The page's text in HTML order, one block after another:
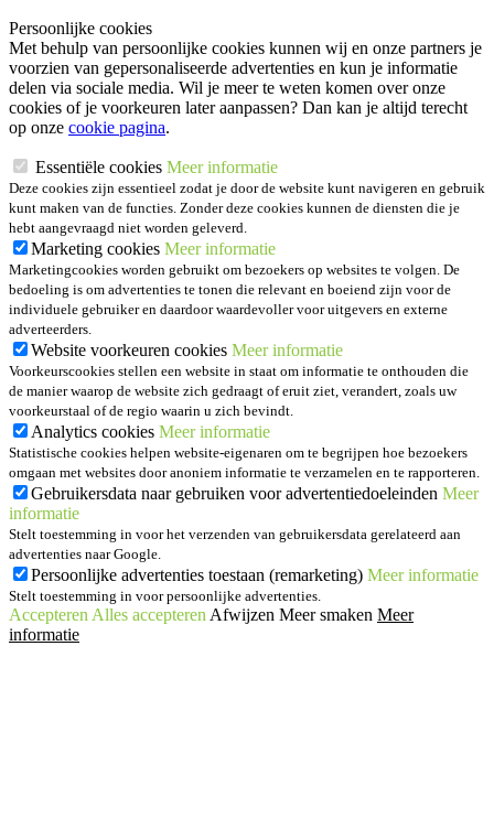
Persoonlijke cookies
Met behulp van persoonlijke cookies kunnen wij en onze partners je
voorzien van gepersonaliseerde advertenties en kun je informatie
delen via sociale media. Wil je meer te weten komen over onze
cookies of je voorkeuren later aanpassen? Dan kan je altijd terecht
op onze cookie pagina.
Essentiële cookies Meer informatie
Deze cookies zijn essentieel zodat je door de website kunt navigeren en gebruik
kunt maken van de functies. Zonder deze cookies kunnen de diensten die je
hebt aangevraagd niet worden geleverd.
Marketing cookies Meer informatie
Marketingcookies worden gebruikt om bezoekers op websites te volgen. De
bedoeling is om advertenties te tonen die relevant en boeiend zijn voor de
individuele gebruiker en daardoor waardevoller voor uitgevers en externe
adverteerders.
Website voorkeuren cookies Meer informatie
Voorkeurscookies stellen een website in staat om informatie te onthouden die
de manier waarop de website zich gedraagt of eruit ziet, verandert, zoals uw
voorkeurstaal of de regio waarin u zich bevindt.
Analytics cookies Meer informatie
Statistische cookies helpen website-eigenaren om te begrijpen hoe bezoekers
omgaan met websites door anoniem informatie te verzamelen en te rapporteren.
Gebruikersdata naar gebruiken voor advertentiedoeleinden Meer
informatie
Stelt toestemming in voor het verzenden van gebruikersdata gerelateerd aan
advertenties naar Google.
Persoonlijke advertenties toestaan (remarketing) Meer informatie
Stelt toestemming in voor persoonlijke advertenties.
Accepteren Alles accepteren Afwijzen Meer smaken Meer
informatie